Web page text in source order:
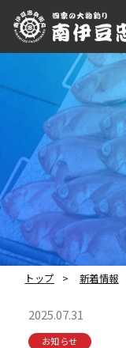
トップ 新着情報
2025.07.31
お知らせ